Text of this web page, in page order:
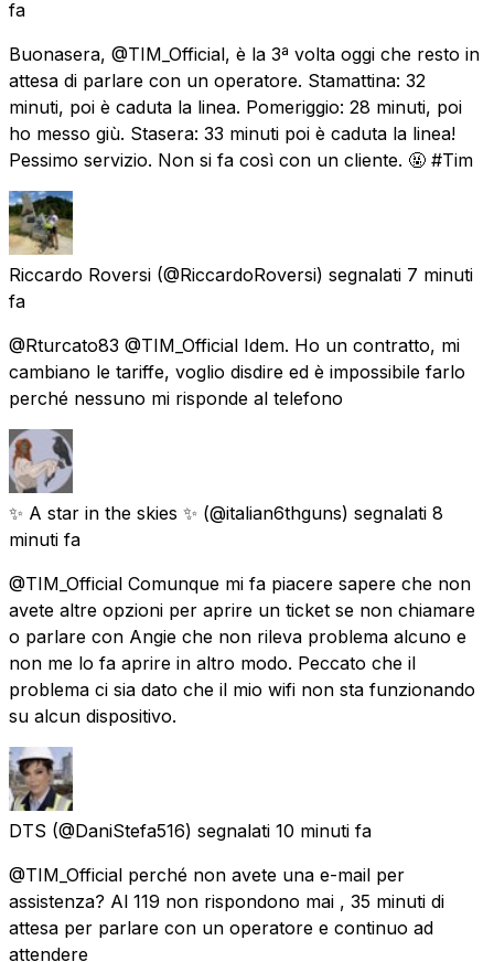
fa
Buonasera, @TIM_Official, è la 3ª volta oggi che resto in
attesa di parlare con un operatore. Stamattina: 32
minuti, poi è caduta la linea. Pomeriggio: 28 minuti, poi
ho messo giù. Stasera: 33 minuti poi è caduta la linea!
Pessimo servizio. Non si fa così con un cliente. 🤬 #Tim
Riccardo Roversi (@RiccardoRoversi) segnalati 7 minuti
fa
@Rturcato83 @TIM_Official Idem. Ho un contratto, mi
cambiano le tariffe, voglio disdire ed è impossibile farlo
perché nessuno mi risponde al telefono
✨ A star in the skies ✨ (@italian6thguns) segnalati 8
minuti fa
@TIM_Official Comunque mi fa piacere sapere che non
avete altre opzioni per aprire un ticket se non chiamare
o parlare con Angie che non rileva problema alcuno e
non me lo fa aprire in altro modo. Peccato che il
problema ci sia dato che il mio wifi non sta funzionando
su alcun dispositivo.
DTS (@DaniStefa516) segnalati 10 minuti fa
@TIM_Official perché non avete una e-mail per
assistenza? Al 119 non rispondono mai , 35 minuti di
attesa per parlare con un operatore e continuo ad
attendere